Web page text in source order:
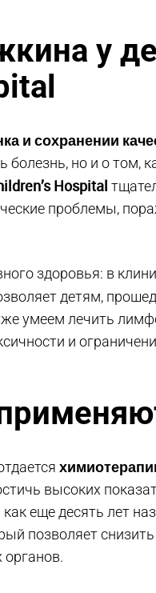
у
и сохранении
но и о том,
Hospital
проблемы,
здоровья: в
детям,
умеем лечить
и
высоких
еще десять лет
позволяет
органов.